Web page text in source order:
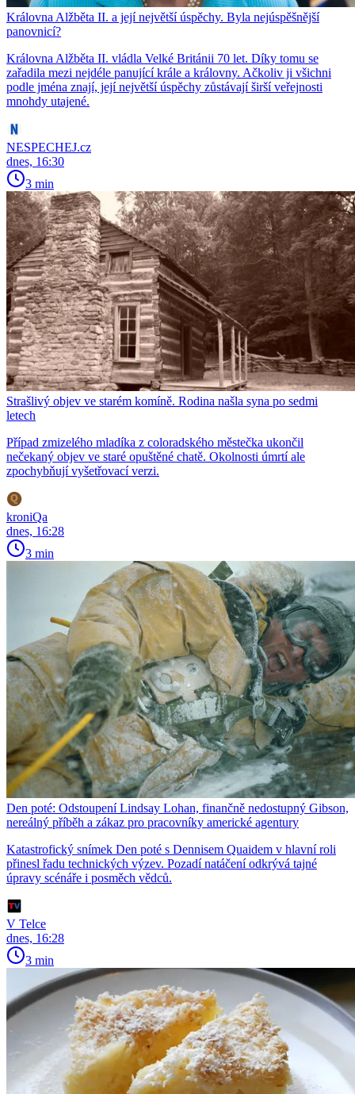
Královna Alžběta II. a její největší úspěchy. Byla nejúspěšnější
panovnicí?
Královna Alžběta II. vládla Velké Británii 70 let. Díky tomu se
zařadila mezi nejdéle panující krále a královny. Ačkoliv ji všichni
podle jména znají, její největší úspěchy zůstávají širší veřejnosti
mnohdy utajené.
NESPECHEJ.cz
dnes, 16:30
3 min
Strašlivý objev ve starém komíně. Rodina našla syna po sedmi
letech
Případ zmizelého mladíka z coloradského městečka ukončil
nečekaný objev ve staré opuštěné chatě. Okolnosti úmrtí ale
zpochybňují vyšetřovací verzi.
kroniQa
dnes, 16:28
3 min
Den poté: Odstoupení Lindsay Lohan, finančně nedostupný Gibson,
nereálný příběh a zákaz pro pracovníky americké agentury
Katastrofický snímek Den poté s Dennisem Quaidem v hlavní roli
přinesl řadu technických výzev. Pozadí natáčení odkrývá tajné
úpravy scénáře i posměch vědců.
V Telce
dnes, 16:28
3 min